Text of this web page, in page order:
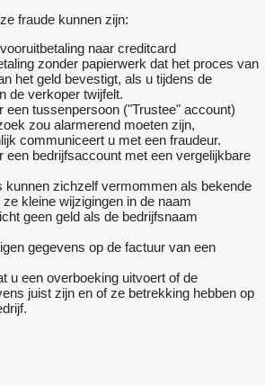
fraude kunnen zijn:
naar creditcard
zonder papierwerk dat het proces van
het geld bevestigt, als u tijdens de
de verkoper twijfelt.
een tussenpersoon ("Trustee" account)
zou alarmerend moeten zijn,
communiceert u met een fraudeur.
een bedrijfsaccount met een vergelijkbare
kunnen zichzelf vermommen als bekende
kleine wijzigingen in de naam
geen geld als de bedrijfsnaam
gegevens op de factuur van een
u een overboeking uitvoert of de
juist zijn en of ze betrekking hebben op